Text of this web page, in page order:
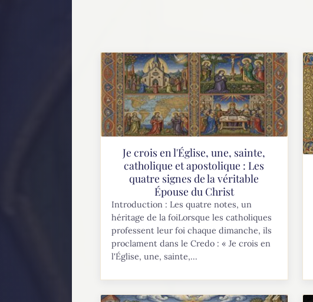
Je crois en l'Église, une, sainte,
catholique et apostolique : Les
quatre signes de la véritable
Épouse du Christ
Introduction : Les quatre notes, un
héritage de la foiLorsque les catholiques
professent leur foi chaque dimanche, ils
proclament dans le Credo : « Je crois en
l'Église, une, sainte,...